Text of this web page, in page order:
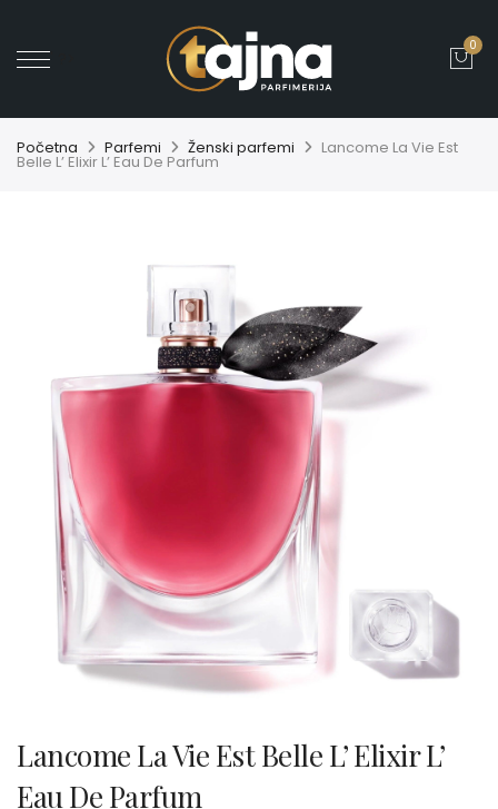
0
Početna Parfemi Ženski parfemi Lancome La Vie Est
Belle L’ Elixir L’ Eau De Parfum
Lancome La Vie Est Belle L’ Elixir L’
Eau De Parfum